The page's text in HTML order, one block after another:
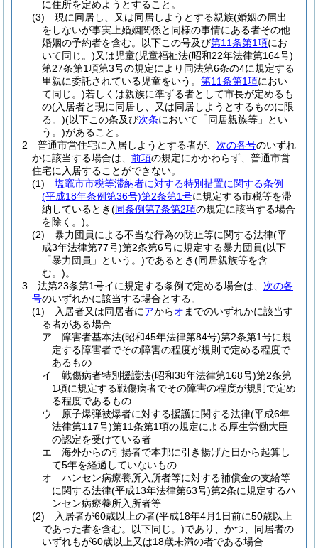
に住所を定めようとすること。
(3)
現に同居し、又は同居しようとする親族(婚姻の届出
をしないが事実上婚姻関係と同様の事情にある者その他
婚姻の予約者を含む。以下この号及び第11条第1項にお
いて同じ。)又は児童(児童福祉法(昭和22年法律第164号)
第27条第1項第3号の規定により同法第6条の4に規定する
里親に委託されている児童をいう。 第11条第1項におい
て同じ。)若しくは親族に準ずる者として市長が定めるも
の(入居者と現に同居し、又は同居しようとするものに限
る。)(以下この条及び次条において「同居親族等」とい
う。)があること。
2
普通市営住宅に入居しようとする者が、 次の各号のいずれ
かに該当する場合は、 前項の規定にかかわらず、普通市営
住宅に入居することができない。
(1)
塩竈市市税等滞納者に対する特別措置に関する条例
(平成18年条例第36号)第2条第1号に規定する市税等を滞
納しているとき(同条例第7条第2項の規定に該当する場合
を除く。)。
(2)
暴力団員による不当な行為の防止等に関する法律(平
成3年法律第77号)第2条第6号に規定する暴力団員(以下
「暴力団員」という。)であるとき(同居親族等を含
む。)。
3
法第23条第1号イに規定する条例で定める場合は、 次の各
号のいずれかに該当する場合とする。
(1)
入居者又は同居者にアからオ までのいずれかに該当す
る者がある場合
ア
障害者基本法(昭和45年法律第84号)第2条第1号に規
定する障害者でその障害の程度が規則で定める程度で
あるもの
イ
戦傷病者特別援護法(昭和38年法律第168号)第2条第
1項に規定する戦傷病者でその障害の程度が規則で定め
る程度であるもの
ウ
原子爆弾被爆者に対する援護に関する法律(平成6年
法律第117号)第11条第1項の規定による厚生労働大臣
の認定を受けている者
エ
海外からの引揚者で本邦に引き揚げた日から起算し
て5年を経過していないもの
オ
ハンセン病療養所入所者等に対する補償金の支給等
に関する法律(平成13年法律第63号)第2条に規定するハ
ンセン病療養所入所者等
(2)
入居者が60歳以上の者(平成18年4月1日前に50歳以上
であった者を含む。以下同じ。)であり、かつ、同居者の
いずれもが60歳以上又は18歳未満の者である場合